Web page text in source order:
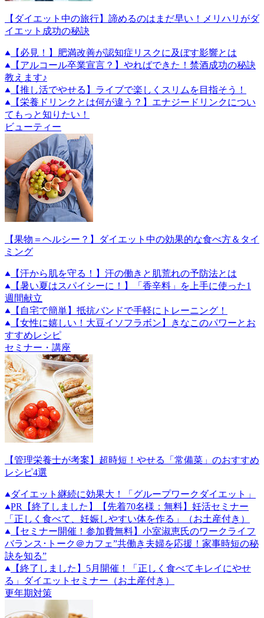
【ダイエット中の旅行】諦めるのはまだ早い！メリハリがダ
イエット成功の秘訣
【必見！】肥満改善が認知症リスクに及ぼす影響とは
【アルコール卒業宣言？】やればできた！禁酒成功の秘訣
教えます♪
【推し活でやせる】ライブで楽しくスリムを目指そう！
【栄養ドリンクとは何が違う？】エナジードリンクについ
てもっと知りたい！
ビューティー
【果物＝ヘルシー？】ダイエット中の効果的な食べ方＆タイ
ミング
【汗から肌を守る！】汗の働きと肌荒れの予防法とは
【暑い夏はスパイシーに！】「香辛料」を上手に使った1
週間献立
【自宅で簡単】抵抗バンドで手軽にトレーニング！
【女性に嬉しい！大豆イソフラボン】きなこのパワーとお
すすめレシピ
セミナー・講座
【管理栄養士が考案】超時短！やせる「常備菜」のおすすめ
レシピ4選
ダイエット継続に効果大！「グループワークダイエット」
PR
【終了しました】【先着70名様：無料】妊活セミナー
「正しく食べて、妊娠しやすい体を作る」（お土産付き）
【セミナー開催！参加費無料】小室淑恵氏のワークライフ
バランス･トーク＠カフェ”共働き夫婦を応援！家事時短の秘
訣を知る”
【終了しました】5月開催！「正しく食べてキレイにやせ
る」ダイエットセミナー（お土産付き）
更年期対策